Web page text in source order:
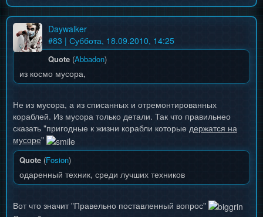
Daywalker
#83 | Суббота, 18.09.2010, 14:25
Quote (Abbadon)
из космо мусора,
Не из мусора, а из списанных и отремонтированных
кораблей. Из мусора только детали. Так что правильнео
сказать "пригодные к жизни корабли которые держатся на
мусоре"
Quote (Fosion)
одаренный техник, среди лучших техников
Вот что значит "Правельно поставленный вопрос"